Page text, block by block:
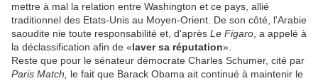
mettre à mal la relation entre Washington et ce pays, allié
traditionnel des Etats-Unis au Moyen-Orient. De son côté, l'Arabie
saoudite nie toute responsabilité et, d'après Le Figaro , a appelé à
la déclassification afin de «laver sa réputation».
Reste que pour le sénateur démocrate Charles Schumer, cité par
Paris Match,
le fait que Barack Obama ait continué à maintenir le